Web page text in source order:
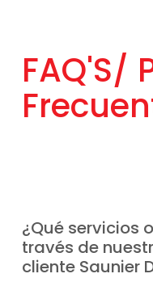
FAQ'S/
¿Qué servicios
través de
cliente Saunier